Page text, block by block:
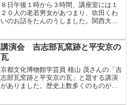
８日午後１時から３時間、講座室には１
２０人の老若男女があつまり、吹田くわ
いのお話をたんのうしました。関西大学
の司会で始まりました。カンチョーは吹
田くわい保存会の方々に招...
講演会 吉志部瓦窯跡と平安京の
瓦
京都文化博物館学芸員 植山 茂さんの「吉
志部瓦窯跡と平安京の瓦」と題する講演
がありました。歴史上数多くのものが作